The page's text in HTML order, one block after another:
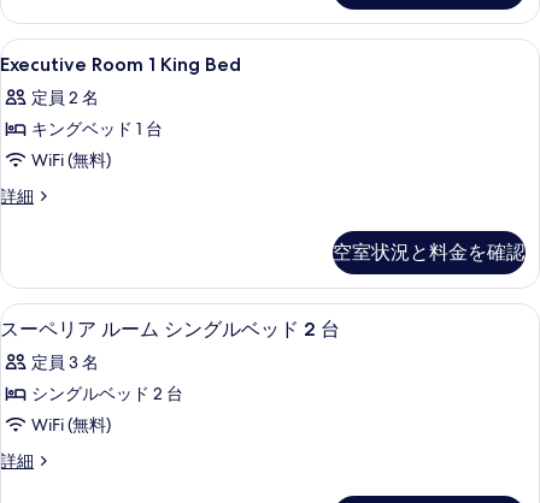
条
件
べ
て
の
写
真
を
表
る
Sofa
Bed
の
細
Executive
Room
1
King
Bed
の
て
の
写
真
を
表
示
ミニバー、セーフティボックス (室内
14
Executive Room 1 King Bed
定員 2 名
キングベッド 1 台
WiFi (無料)
詳細
Executive
Bed
の
詳
空室状況と料金を確認
ス
ー
ペ
リ
ア
ル
スーペリア ルーム シングルベッド 2
7
スーペリア ルーム シングルベッド 2 台
定員 3 名
シングルベッド 2 台
WiFi (無料)
詳細
ス